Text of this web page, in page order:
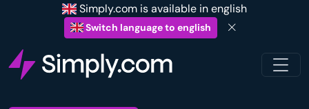
Simply.com is available in english
Switch language to english